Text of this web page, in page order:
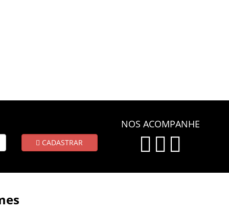
CADASTRAR
NOS ACOMPANHE